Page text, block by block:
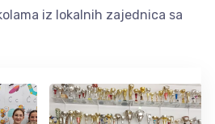
iz lokalnih zajednica sa